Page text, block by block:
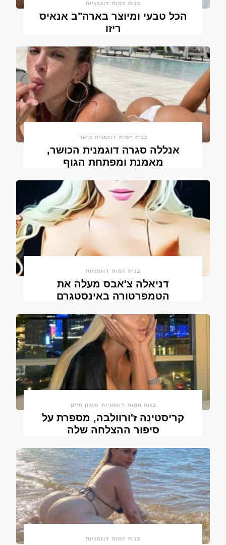
בנות חמות דוגמניות
הכל טבעי ומיוצר בארה"ב אנאיס
ריזו
בנות חמות דוגמנית כושר
אנללה סגרה דוגמנית הכושר,
מאמנת ומפתחת הגוף
בנות חמות דוגמניות
דניאלה צ'אבס מעלה את
הטמפרטורה באינסטגרם
בנות חמות דוגמניות סגנון חיים
קריסטינה ז'ורוולבה, מספרת על
סיפור ההצלחה שלה
בנות חמות דוגמניות